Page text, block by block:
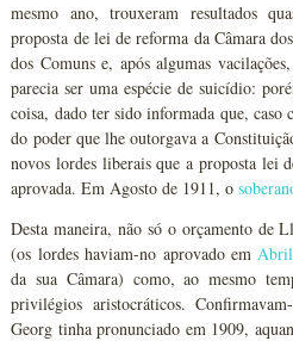
mesmo ano, trouxeram resultados
proposta de lei de reforma da Câmara
dos Comuns e, após algumas
parecia ser uma espécie de suicídio:
coisa, dado ter sido informada que, caso
do poder que lhe outorgava a
novos lordes liberais que a proposta lei
aprovada. Em Agosto de 1911, o
Desta maneira, não só o orçamento de
(os lordes haviam-no aprovado em
da sua Câmara) como, ao mesmo
privilégios aristocráticos.
Georg tinha pronunciado em 1909,